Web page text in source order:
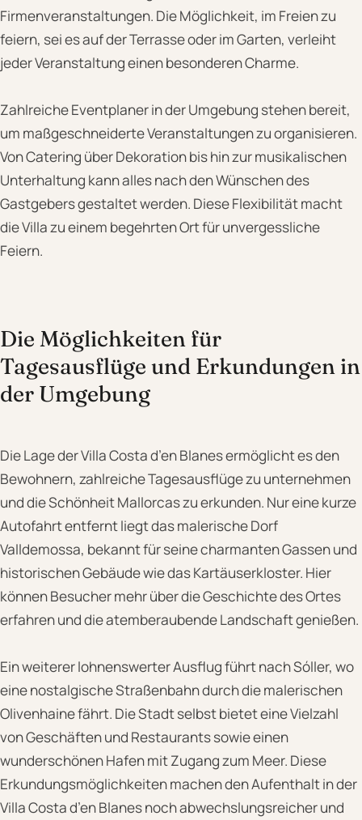
Firmenveranstaltungen. Die Möglichkeit, im Freien zu
feiern, sei es auf der Terrasse oder im Garten, verleiht
jeder Veranstaltung einen besonderen Charme.
Zahlreiche Eventplaner in der Umgebung stehen bereit,
um maßgeschneiderte Veranstaltungen zu organisieren.
Von Catering über Dekoration bis hin zur musikalischen
Unterhaltung kann alles nach den Wünschen des
Gastgebers gestaltet werden. Diese Flexibilität macht
die Villa zu einem begehrten Ort für unvergessliche
Feiern.
Die Möglichkeiten für
Tagesausflüge und Erkundungen in
der Umgebung
Die Lage der Villa Costa d’en Blanes ermöglicht es den
Bewohnern, zahlreiche Tagesausflüge zu unternehmen
und die Schönheit Mallorcas zu erkunden. Nur eine kurze
Autofahrt entfernt liegt das malerische Dorf
Valldemossa, bekannt für seine charmanten Gassen und
historischen Gebäude wie das Kartäuserkloster. Hier
können Besucher mehr über die Geschichte des Ortes
erfahren und die atemberaubende Landschaft genießen.
Ein weiterer lohnenswerter Ausflug führt nach Sóller, wo
eine nostalgische Straßenbahn durch die malerischen
Olivenhaine fährt. Die Stadt selbst bietet eine Vielzahl
von Geschäften und Restaurants sowie einen
wunderschönen Hafen mit Zugang zum Meer. Diese
Erkundungsmöglichkeiten machen den Aufenthalt in der
Villa Costa d’en Blanes noch abwechslungsreicher und